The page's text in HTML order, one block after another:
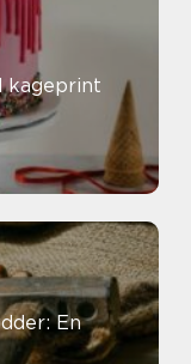
kageprint
En